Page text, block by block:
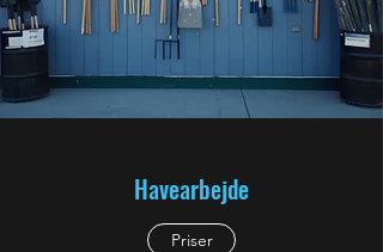
Havearbejde
Priser